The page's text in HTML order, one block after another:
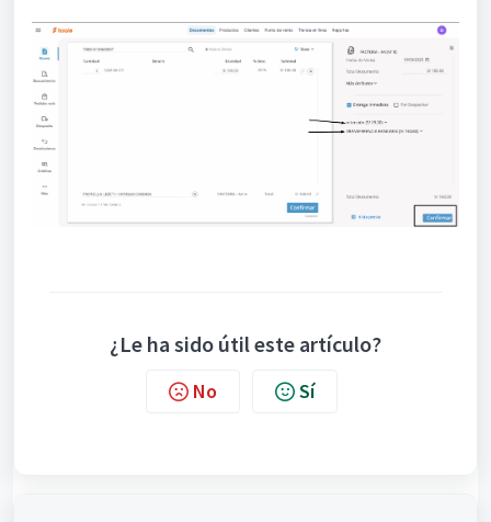
¿Le ha sido útil este artículo?
No Sí